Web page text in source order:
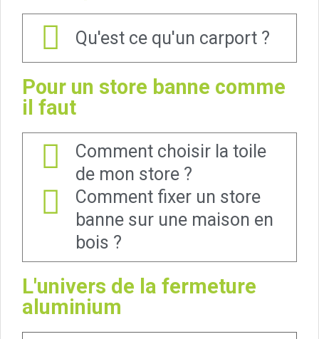
Qu'est ce qu'un carport ?
Pour un store banne comme
il faut
Comment choisir la toile
de mon store ?
Comment fixer un store
banne sur une maison en
bois ?
L'univers de la fermeture
aluminium